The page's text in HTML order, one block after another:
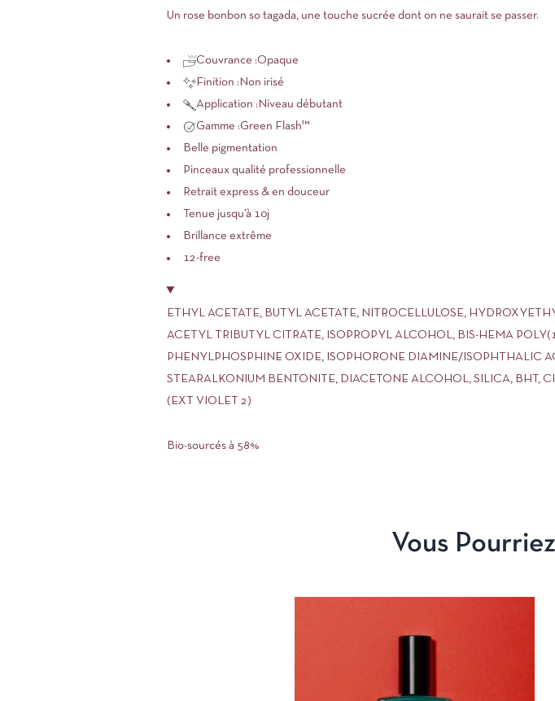
Un rose bonbon so tagada, une touche sucrée dont on ne saurait se passer.
Couvrance :Opaque
Finition : Non irisé
Application : Niveau débutant
Gamme :Green Flash™
Belle pigmentation
Pinceaux qualité professionnelle
Retrait express & en douceur
Tenue jusqu’à 10j
Brillance extrême
12-free
ETHYL ACETATE, BUTYL ACETATE, NITROCELLULOSE,
ACETYL TRIBUTYL CITRATE, ISOPROPYL ALCOHOL, BIS-HEMA
PHENYLPHOSPHINE OXIDE, ISOPHORONE DIAMINE/ISOPHTHALIC
STEARALKONIUM BENTONITE, DIACETONE ALCOHOL, SILICA, BHT,
(EXT VIOLET 2)
Bio-sourcés à 58%
Vous